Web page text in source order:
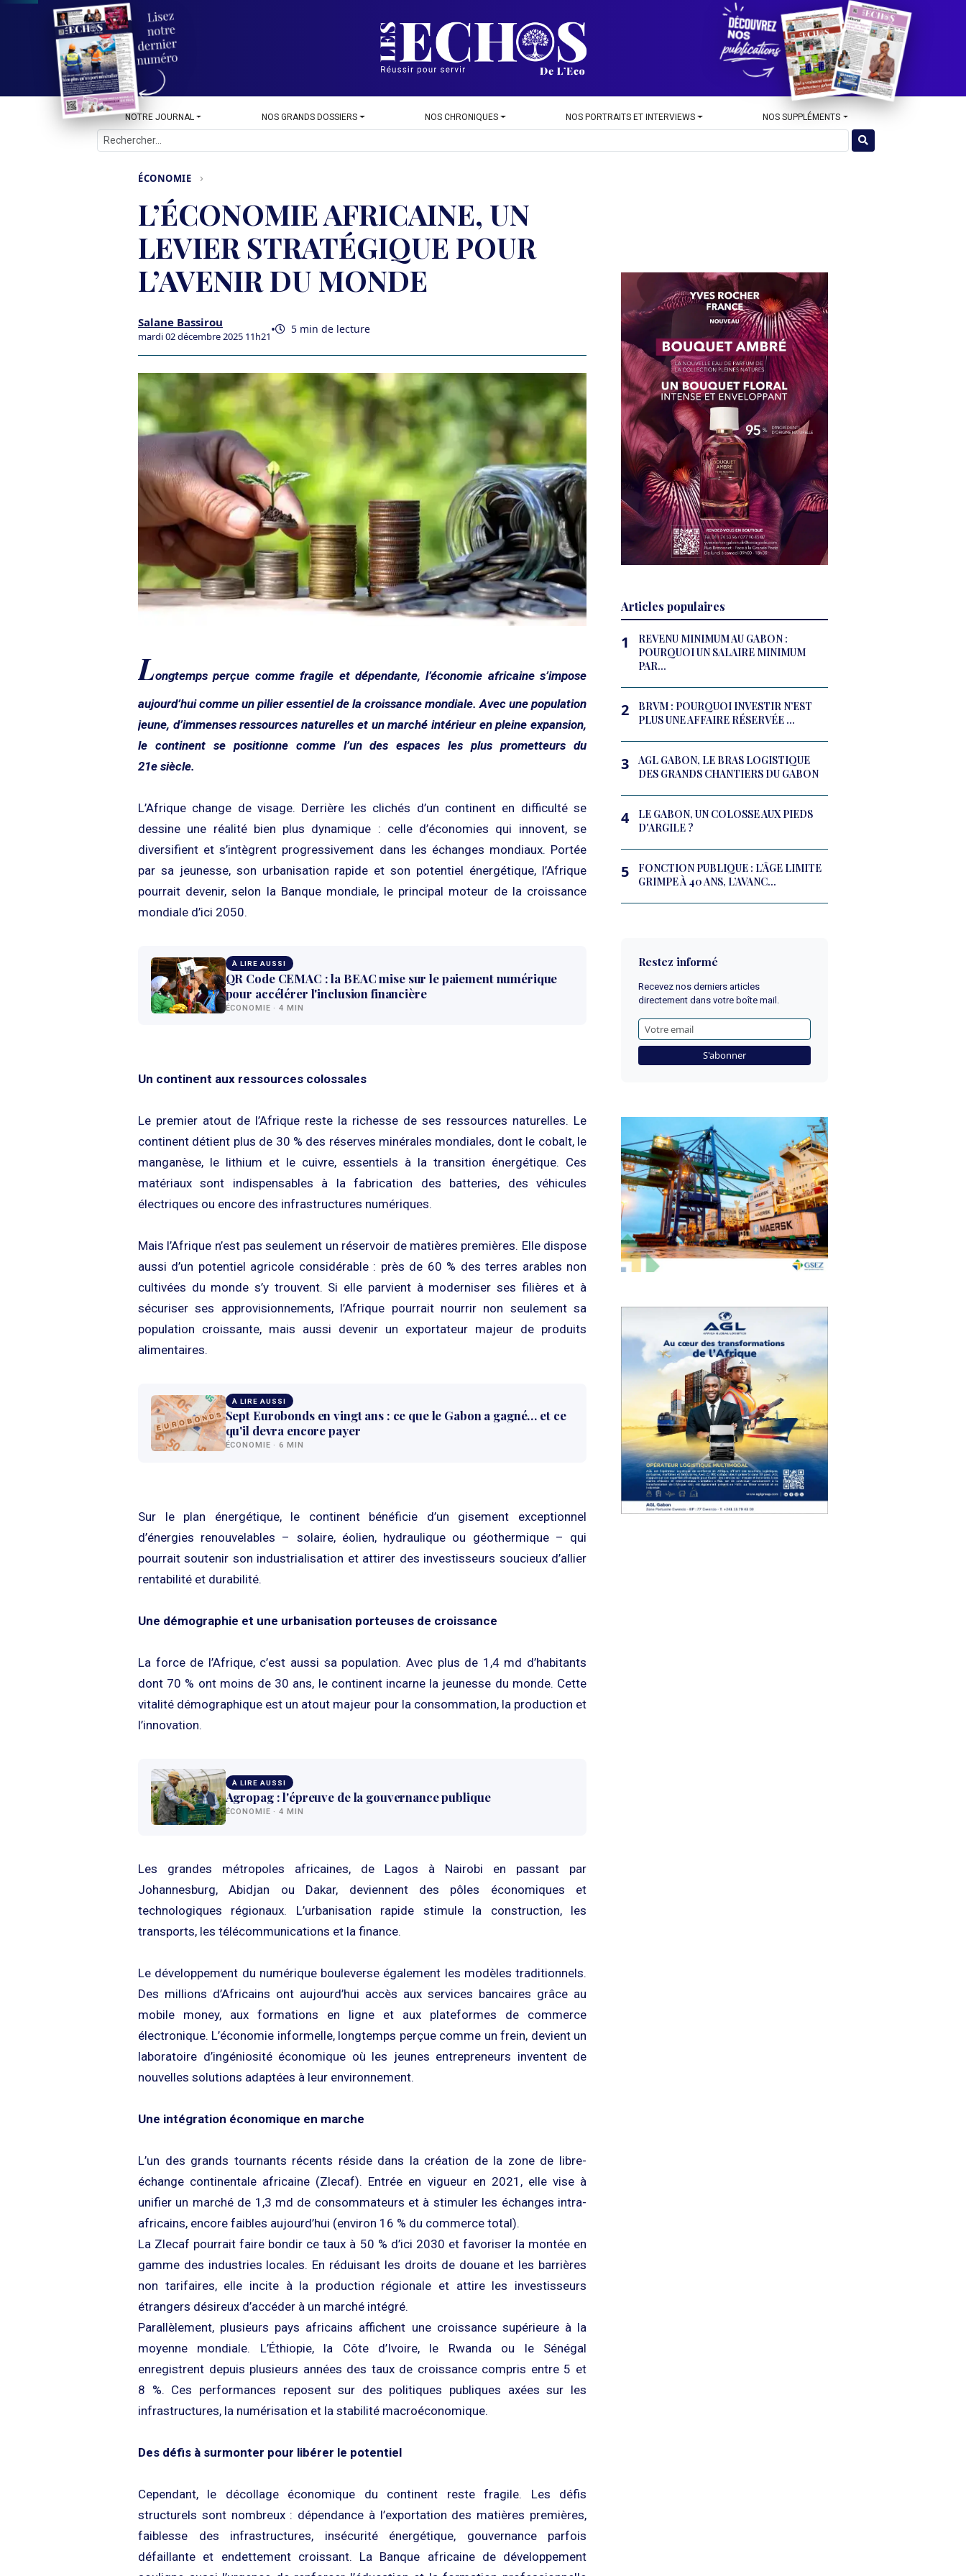
NOTRE JOURNAL NOS GRANDS DOSSIERS NOS CHRONIQUES NOS PORTRAITS ET INTERVIEWS NOS SUPPLÉMENTS
ÉCONOMIE ›
L’ÉCONOMIE AFRICAINE, UN
LEVIER STRATÉGIQUE POUR
L’AVENIR DU MONDE
Salane Bassirou
mardi 02 décembre 2025 11h21• 5 min de lecture
Longtemps perçue comme fragile et dépendante, l’économie africaine s’impose
aujourd’hui comme un pilier essentiel de la croissance mondiale. Avec une population
jeune, d’immenses ressources naturelles et un marché intérieur en pleine expansion,
le continent se positionne comme l’un des espaces les plus prometteurs du
21e siècle.
L’Afrique change de visage. Derrière les clichés d’un continent en difficulté se
dessine une réalité bien plus dynamique : celle d’économies qui innovent, se
diversifient et s’intègrent progressivement dans les échanges mondiaux. Portée
par sa jeunesse, son urbanisation rapide et son potentiel énergétique, l’Afrique
pourrait devenir, selon la Banque mondiale, le principal moteur de la croissance
mondiale d’ici 2050.
À LIRE AUSSI
QR Code CEMAC : la BEAC mise sur le paiement numérique
pour accélérer l'inclusion financière
ÉCONOMIE · 4 MIN
Un continent aux ressources colossales
Le premier atout de l’Afrique reste la richesse de ses ressources naturelles. Le
continent détient plus de 30 % des réserves minérales mondiales, dont le cobalt, le
manganèse, le lithium et le cuivre, essentiels à la transition énergétique. Ces
matériaux sont indispensables à la fabrication des batteries, des véhicules
électriques ou encore des infrastructures numériques.
Mais l’Afrique n’est pas seulement un réservoir de matières premières. Elle dispose
aussi d’un potentiel agricole considérable : près de 60 % des terres arables non
cultivées du monde s’y trouvent. Si elle parvient à moderniser ses filières et à
sécuriser ses approvisionnements, l’Afrique pourrait nourrir non seulement sa
population croissante, mais aussi devenir un exportateur majeur de produits
alimentaires.
À LIRE AUSSI
Sept Eurobonds en vingt ans : ce que le Gabon a gagné… et ce
qu'il devra encore payer
ÉCONOMIE · 6 MIN
Sur le plan énergétique, le continent bénéficie d’un gisement exceptionnel
d’énergies renouvelables – solaire, éolien, hydraulique ou géothermique – qui
pourrait soutenir son industrialisation et attirer des investisseurs soucieux d’allier
rentabilité et durabilité.
Une démographie et une urbanisation porteuses de croissance
La force de l’Afrique, c’est aussi sa population. Avec plus de 1,4 md d’habitants
dont 70 % ont moins de 30 ans, le continent incarne la jeunesse du monde. Cette
vitalité démographique est un atout majeur pour la consommation, la production et
l’innovation.
À LIRE AUSSI
Agropag : l'épreuve de la gouvernance publique
ÉCONOMIE · 4 MIN
Les grandes métropoles africaines, de Lagos à Nairobi en passant par
Johannesburg, Abidjan ou Dakar, deviennent des pôles économiques et
technologiques régionaux. L’urbanisation rapide stimule la construction, les
transports, les télécommunications et la finance.
Le développement du numérique bouleverse également les modèles traditionnels.
Des millions d’Africains ont aujourd’hui accès aux services bancaires grâce au
mobile money, aux formations en ligne et aux plateformes de commerce
électronique. L’économie informelle, longtemps perçue comme un frein, devient un
laboratoire d’ingéniosité économique où les jeunes entrepreneurs inventent de
nouvelles solutions adaptées à leur environnement.
Une intégration économique en marche
L’un des grands tournants récents réside dans la création de la zone de libre-
échange continentale africaine (Zlecaf). Entrée en vigueur en 2021, elle vise à
unifier un marché de 1,3 md de consommateurs et à stimuler les échanges intra-
africains, encore faibles aujourd’hui (environ 16 % du commerce total).
La Zlecaf pourrait faire bondir ce taux à 50 % d’ici 2030 et favoriser la montée en
gamme des industries locales. En réduisant les droits de douane et les barrières
non tarifaires, elle incite à la production régionale et attire les investisseurs
étrangers désireux d’accéder à un marché intégré.
Parallèlement, plusieurs pays africains affichent une croissance supérieure à la
moyenne mondiale. L’Éthiopie, la Côte d’Ivoire, le Rwanda ou le Sénégal
enregistrent depuis plusieurs années des taux de croissance compris entre 5 et
8 %. Ces performances reposent sur des politiques publiques axées sur les
infrastructures, la numérisation et la stabilité macroéconomique.
Des défis à surmonter pour libérer le potentiel
Cependant, le décollage économique du continent reste fragile. Les défis
structurels sont nombreux : dépendance à l’exportation des matières premières,
faiblesse des infrastructures, insécurité énergétique, gouvernance parfois
défaillante et endettement croissant. La Banque africaine de développement
Articles populaires
1
REVENU MINIMUM AU GABON :
POURQUOI UN SALAIRE MINIMUM
PAR...
2
BRVM : POURQUOI INVESTIR N’EST
PLUS UNE AFFAIRE RÉSERVÉE ...
3
AGL GABON, LE BRAS LOGISTIQUE
DES GRANDS CHANTIERS DU GABON
4
LE GABON, UN COLOSSE AUX PIEDS
D'ARGILE ?
5
FONCTION PUBLIQUE : L’ÂGE LIMITE
GRIMPE À 40 ANS, L’AVANC...
Restez informé
Recevez nos derniers articles
directement dans votre boîte mail.
S'abonner